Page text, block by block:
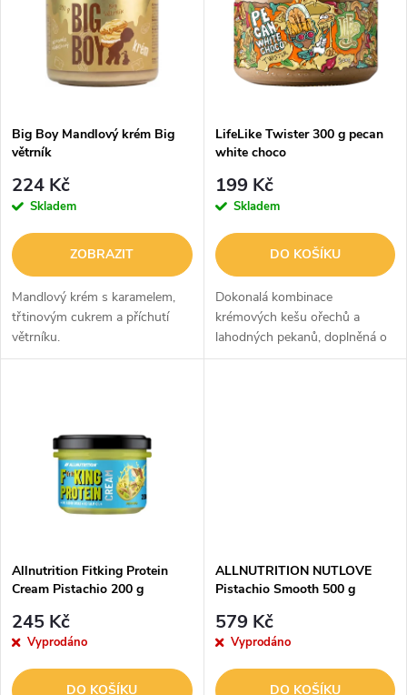
p
r
o
d
u
s
p
r
o
d
u
Big Boy Mandlový krém Big
větrník
224 Kč
Skladem
ZOBRAZIT
Mandlový krém s karamelem,
třtinovým cukrem a příchutí
větrníku.
LifeLike Twister 300 g pecan
white choco
199 Kč
Skladem
DO KOŠÍKU
Dokonalá kombinace
krémových kešu ořechů a
lahodných pekanů, doplněná o
kvalitní bílou čokoládu a jemně
Allnutrition Fitking Protein
Cream Pistachio 200 g
245 Kč
Vyprodáno
DO KOŠÍKU
ALLNUTRITION NUTLOVE
Pistachio Smooth 500 g
579 Kč
Vyprodáno
DO KOŠÍKU